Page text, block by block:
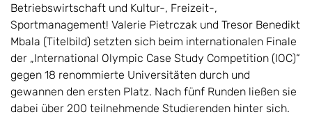
Betriebswirtschaft und Kultur-, Freizeit-,
Sportmanagement! Valerie Pietrczak und Tresor Benedikt
Mbala (Titelbild) setzten sich beim internationalen Finale
der „International Olympic Case Study Competition (IOC)“
gegen 18 renommierte Universitäten durch und
gewannen den ersten Platz. Nach fünf Runden ließen sie
dabei über 200 teilnehmende Studierenden hinter sich.